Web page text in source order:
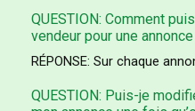
QUESTION: Comment
vendeur pour une
RÉPONSE: Sur chaque
QUESTION: Puis-je